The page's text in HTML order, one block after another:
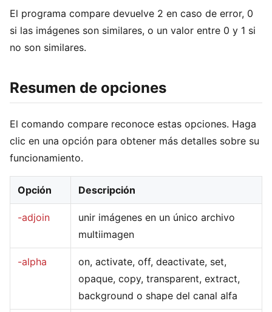
El programa compare devuelve 2 en caso de error, 0
si las imágenes son similares, o un valor entre 0 y 1 si
no son similares.
Resumen de opciones
El comando compare reconoce estas opciones. Haga
clic en una opción para obtener más detalles sobre su
funcionamiento.
Opción Descripción
-adjoin
unir imágenes en un único archivo
multiimagen
-alpha
on, activate, off, deactivate, set,
opaque, copy, transparent, extract,
background o shape del canal alfa